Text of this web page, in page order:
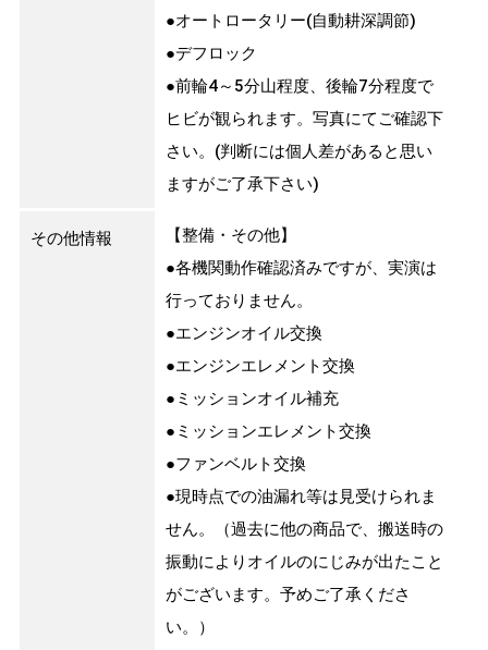
●オートロータリー(自動耕深調節)
●デフロック
●前輪4～5分山程度、後輪7分程度で
ヒビが観られます。写真にてご確認下
さい。(判断には個人差があると思い
ますがご了承下さい)
その他情報
【整備・その他】
●各機関動作確認済みですが、実演は
行っておりません。
●エンジンオイル交換
●エンジンエレメント交換
●ミッションオイル補充
●ミッションエレメント交換
●ファンベルト交換
●現時点での油漏れ等は見受けられま
せん。（過去に他の商品で、搬送時の
振動によりオイルのにじみが出たこと
がございます。予めご了承くださ
い。）